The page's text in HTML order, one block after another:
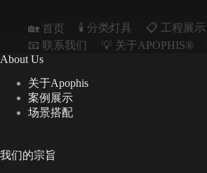
🏡 首页 🕯️ 分类灯具
📋︎ 工程展示
📧 联系我们
💡 关于APOPHIS®
About Us
关于Apophis
案例展示
场景搭配
我们的宗旨